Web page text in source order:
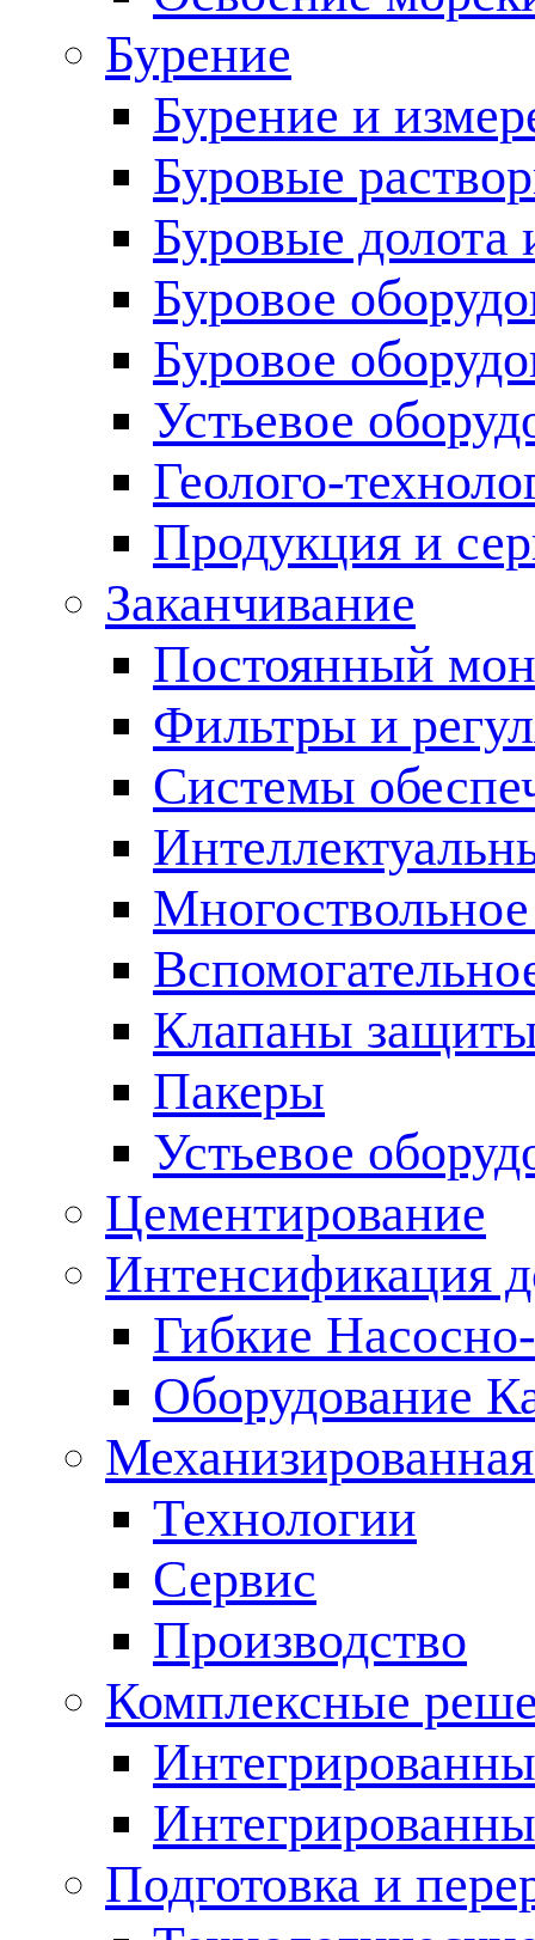
Бурение
Бурение и
Буровые
Буровые долота
Буровое
Буровое
Устьевое
Геолого-
Продукция и
Заканчивание
Постоянный
Фильтры и
Cистемы
Клапаны
Пакеры
Устьевое
Цементирование
Интенсификация
Гибкие
Оборудование
Технологии
Сервис
Производство
Комплексные
Подготовка и